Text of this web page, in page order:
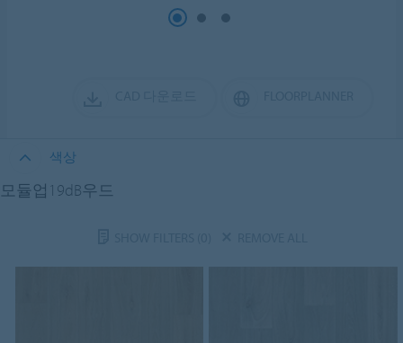
색상
모듈업19dB우드